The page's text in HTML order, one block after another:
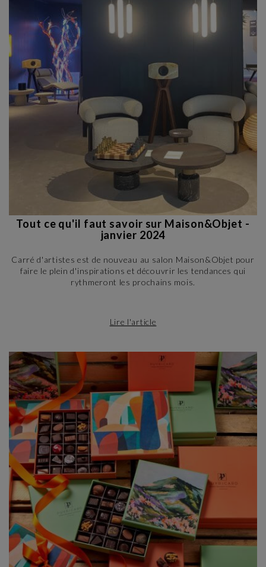
Tout ce qu'il faut savoir sur Maison&Objet -
janvier 2024
Carré d'artistes est de nouveau au salon Maison&Objet pour
faire le plein d'inspirations et découvrir les tendances qui
rythmeront les prochains mois.
Lire l'article